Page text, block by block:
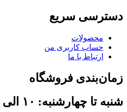
دسترسی سریع
محصولات
حساب کاربری من
ارتباط با ما
زمان‌بندی فروشگاه
شنبه تا چهارشنبه: ۱۰ الی ۲۱